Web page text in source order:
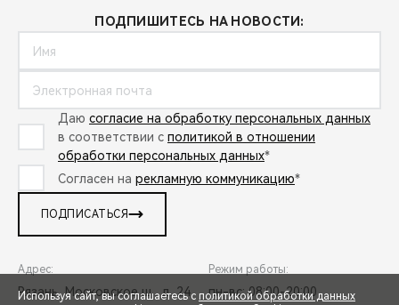
ПОДПИШИТЕСЬ НА НОВОСТИ:
Даю согласие на обработку персональных данных
в соответствии с политикой в отношении
обработки персональных данных*
Согласен на рекламную коммуникацию*
ПОДПИСАТЬСЯ
Адрес:
Рязань, Московское ш., д. 24
Режим работы:
пн-вс: 08:00-20:00
Используя сайт, вы соглашаетесь с политикой обработки данных